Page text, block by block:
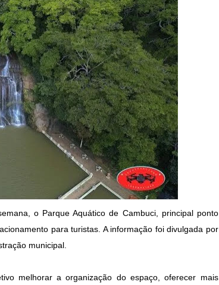
o Parque Aquático de Cambuci, principal ponto
para turistas. A informação foi divulgada por
municipal.
melhorar a organização do espaço, oferecer mais